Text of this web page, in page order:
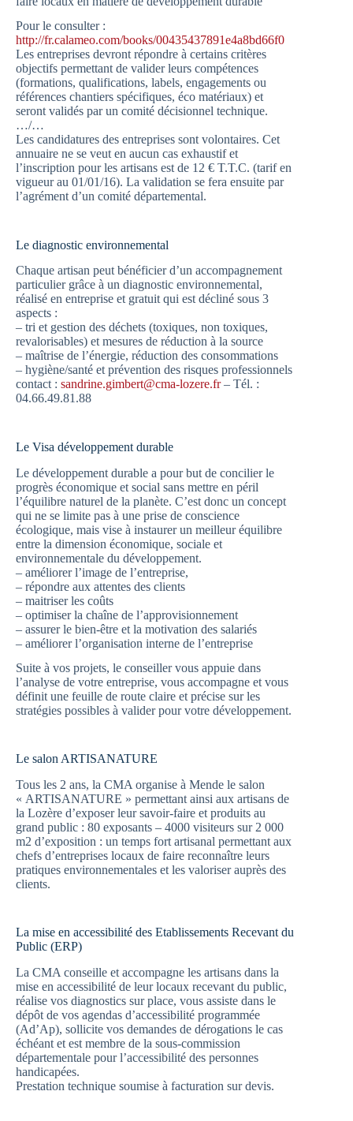
Pour le consulter :
http://fr.calameo.com/books/00435437891e4a8bd66f0
Les entreprises devront répondre à certains critères
objectifs permettant de valider leurs compétences
(formations, qualifications, labels, engagements ou
références chantiers spécifiques, éco matériaux) et
seront validés par un comité décisionnel technique.
…/…
Les candidatures des entreprises sont volontaires. Cet
annuaire ne se veut en aucun cas exhaustif et
l’inscription pour les artisans est de 12 € T.T.C. (tarif en
vigueur au 01/01/16). La validation se fera ensuite par
l’agrément d’un comité départemental.
Le diagnostic environnemental
Chaque artisan peut bénéficier d’un accompagnement
particulier grâce à un diagnostic environnemental,
réalisé en entreprise et gratuit qui est décliné sous 3
aspects :
– tri et gestion des déchets (toxiques, non toxiques,
revalorisables) et mesures de réduction à la source
– maîtrise de l’énergie, réduction des consommations
– hygiène/santé et prévention des risques professionnels
contact : sandrine.gimbert@cma-lozere.fr– Tél. :
04.66.49.81.88
Le Visa développement durable
Le développement durable a pour but de concilier le
progrès économique et social sans mettre en péril
l’équilibre naturel de la planète. C’est donc un concept
qui ne se limite pas à une prise de conscience
écologique, mais vise à instaurer un meilleur équilibre
entre la dimension économique, sociale et
environnementale du développement.
– améliorer l’image de l’entreprise,
– répondre aux attentes des clients
– maitriser les coûts
– optimiser la chaîne de l’approvisionnement
– assurer le bien-être et la motivation des salariés
– améliorer l’organisation interne de l’entreprise
Suite à vos projets, le conseiller vous appuie dans
l’analyse de votre entreprise, vous accompagne et vous
définit une feuille de route claire et précise sur les
stratégies possibles à valider pour votre développement.
Le salon ARTISANATURE
Tous les 2 ans, la CMA organise à Mende le salon
« ARTISANATURE » permettant ainsi aux artisans de
la Lozère d’exposer leur savoir-faire et produits au
grand public : 80 exposants – 4000 visiteurs sur 2 000
m2 d’exposition : un temps fort artisanal permettant aux
chefs d’entreprises locaux de faire reconnaître leurs
pratiques environnementales et les valoriser auprès des
clients.
La mise en accessibilité des Etablissements Recevant du
Public (ERP)
La CMA conseille et accompagne les artisans dans la
mise en accessibilité de leur locaux recevant du public,
réalise vos diagnostics sur place, vous assiste dans le
dépôt de vos agendas d’accessibilité programmée
(Ad’Ap), sollicite vos demandes de dérogations le cas
échéant et est membre de la sous-commission
départementale pour l’accessibilité des personnes
handicapées.
Prestation technique soumise à facturation sur devis.